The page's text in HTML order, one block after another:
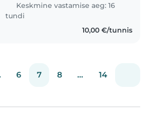
Keskmine vastamise aeg: 16
tundi
10,00 €/tunnis
6 7 8 ... 14